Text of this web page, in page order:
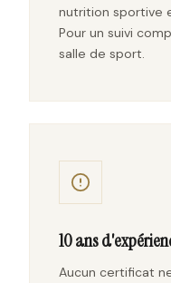
nutrition sportive
Pour un suivi
salle de sport.
10 ans
Aucun certificat